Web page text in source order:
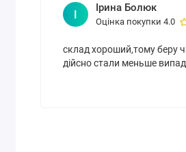
І
Ірина Болюк
Оцінка покупки 4.0
склад хороший,тому беру
дійсно стали меньше